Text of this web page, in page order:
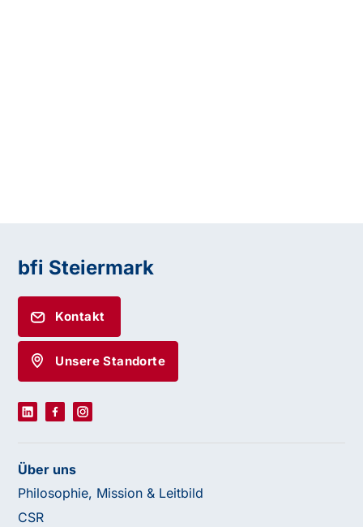
bfi Steiermark
Kontakt
Unsere Standorte
Über uns
Philosophie, Mission & Leitbild
CSR